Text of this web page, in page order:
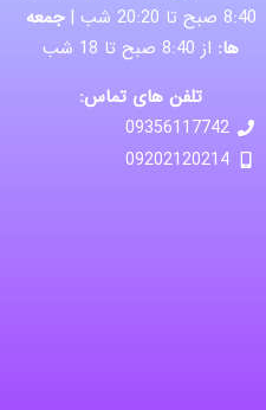
8:40 صبح تا 20:20 شب |
جمعه
ها: از 8:40 صبح تا 18 شب
تلفن های تماس:
09356117742
09202120214